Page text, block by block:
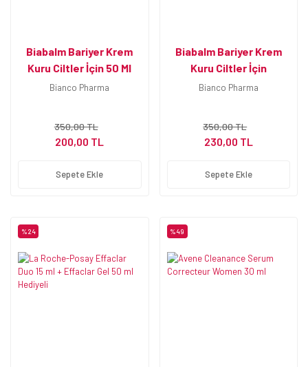
Biabalm Bariyer Krem
Kuru Ciltler İçin 50 Ml
Bianco Pharma
350,00 TL
200,00 TL
Sepete Ekle
Biabalm Bariyer Krem
Kuru Ciltler İçin
Bianco Pharma
350,00 TL
230,00 TL
Sepete Ekle
%24 %49